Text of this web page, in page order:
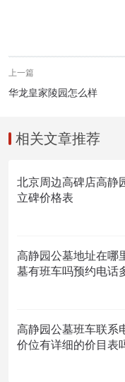
上一篇
华龙皇家陵园怎么样
相关文章推荐
北京周边高碑店高静
立碑价格表
高静园公墓地址在哪
墓有班车吗预约电话
高静园公墓班车联系
价位有详细的价目表